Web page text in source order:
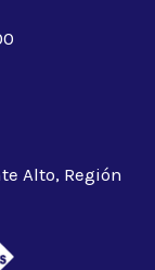
Alto, Región